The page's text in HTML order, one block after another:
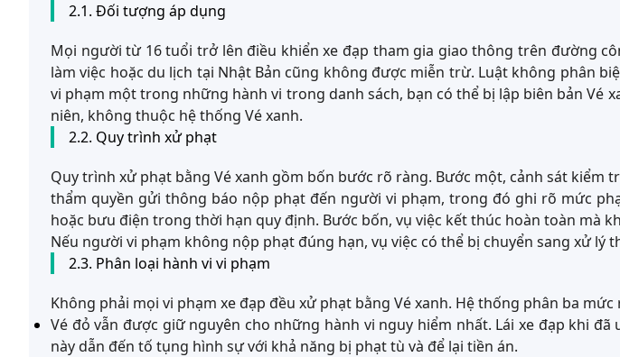
2.1. Đối tượng áp dụng
Mọi người từ 16 tuổi trở lên điều khiển xe đạp tham gia giao thông trên đường
làm việc hoặc du lịch tại Nhật Bản cũng không được miễn trừ. Luật không phân
vi phạm một trong những hành vi trong danh sách, bạn có thể bị lập biên bản Vé
niên, không thuộc hệ thống Vé xanh.
2.2. Quy trình xử phạt
Quy trình xử phạt bằng Vé xanh gồm bốn bước rõ ràng. Bước một, cảnh sát kiểm
thẩm quyền gửi thông báo nộp phạt đến người vi phạm, trong đó ghi rõ mức
hoặc bưu điện trong thời hạn quy định. Bước bốn, vụ việc kết thúc hoàn toàn mà
Nếu người vi phạm không nộp phạt đúng hạn, vụ việc có thể bị chuyển sang xử lý
2.3. Phân loại hành vi vi phạm
Không phải mọi vi phạm xe đạp đều xử phạt bằng Vé xanh. Hệ thống phân ba
Vé đỏ vẫn được giữ nguyên cho những hành vi nguy hiểm nhất. Lái xe đạp khi
này dẫn đến tố tụng hình sự với khả năng bị phạt tù và để lại tiền án.